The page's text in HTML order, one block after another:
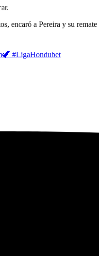
encaró a Pereira y su